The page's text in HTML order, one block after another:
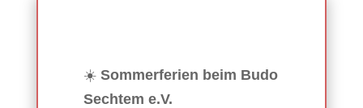
☀️ Sommerferien beim Budo
Sechtem e.V.